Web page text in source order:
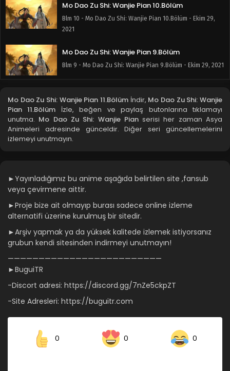
Mo Dao Zu Shi: Wanjie Pian 10.Bölüm
Blm 10 - Mo Dao Zu Shi: Wanjie Pian 10.Bölüm - Ekim 29,
2021
Mo Dao Zu Shi: Wanjie Pian 9.Bölüm
Blm 9 - Mo Dao Zu Shi: Wanjie Pian 9.Bölüm - Ekim 29, 2021
Blm 8 - Mo Dao Zu Shi: Wanjie Pian 8.Bölüm - Ekim 29, 2021
Mo Dao Zu Shi: Wanjie Pian 7.Bölüm
Mo Dao Zu Shi: Wanjie Pian 6.Bölüm
Blm 6 - Mo Dao Zu Shi: Wanjie Pian 6.Bölüm - Ekim 29, 2021
Mo Dao Zu Shi: Wanjie Pian 5.Bölüm
Blm 5 - Mo Dao Zu Shi: Wanjie Pian 5.Bölüm - Ekim 29, 2021
Mo Dao Zu Shi: Wanjie Pian 4.Bölüm
Mo Dao Zu Shi: Wanjie Pian 3.Bölüm
Mo Dao Zu Shi: Wanjie Pian 2.Bölüm
Mo Dao Zu Shi: Wanjie Pian 11.Bölüm İndir, Mo Dao Zu Shi: Wanjie
Pian 11.Bölüm İzle, beğen ve paylaş butonlarına tıklamayı
unutma. Mo Dao Zu Shi: Wanjie Pianserisi her zaman Asya
Animeleri adresinde günceldir. Diğer seri güncellemelerini
izlemeyi unutmayın.
►Yayınladığımız bu anime aşağıda belirtilen site ,fansub
veya çevirmene aittir.
►Proje bize ait olmayıp burası sadece online izleme
alternatifi üzerine kurulmuş bir sitedir.
►Arşiv yapmak ya da yüksek kalitede izlemek istiyorsanız
grubun kendi sitesinden indirmeyi unutmayın!
—————————————————————————
►BuguiTR
-Discort adresi: https://discord.gg/7nZe5ckpZT
-Site Adresleri: https://buguitr.com
0 0 0